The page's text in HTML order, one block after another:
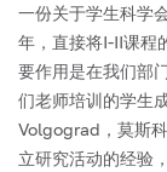
一份关于学生科学
年，直接将I-II课程
要作用是在我们部
们老师培训的学生
Volgograd，莫斯
立研究活动的经验